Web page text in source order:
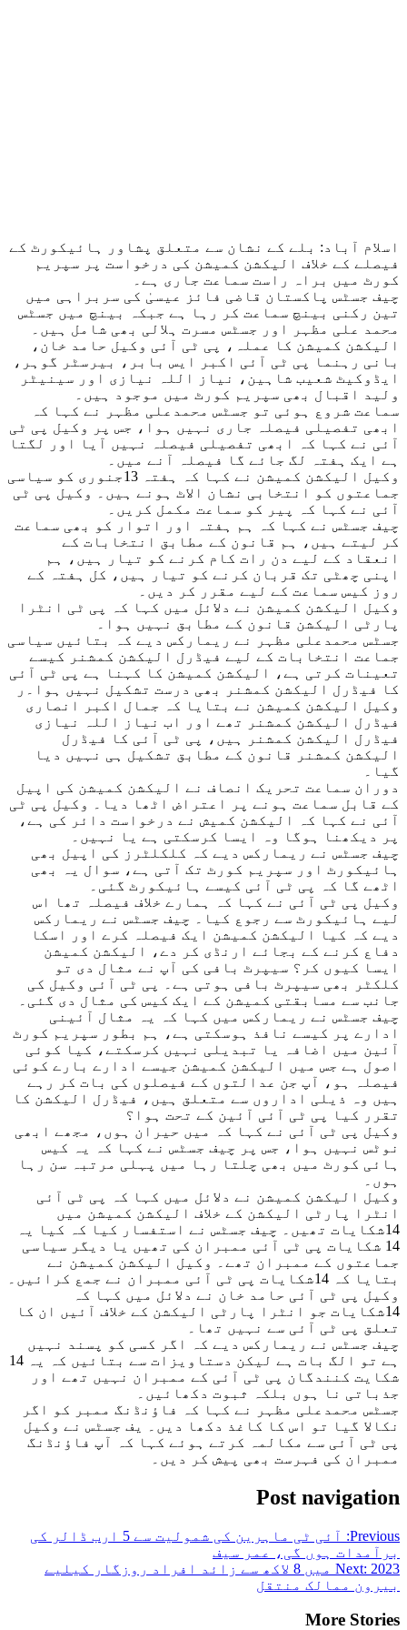
اسلام آباد: بلے کے نشان سے متعلق پشاور ہائیکورٹ کے
فیصلے کے خلاف الیکشن کمیشن کی درخواست پر سپریم
کورٹ میں براہ راست سماعت جاری ہے۔
چیف جسٹس پاکستان قاضی فائز عیسیٰ کی سربراہی میں
تین رکنی بینچ سماعت کر رہا ہے جبکہ بینچ میں جسٹس
محمد علی مظہر اور جسٹس مسرت ہلالی بھی شامل ہیں۔
الیکشن کمیشن کا عملہ، پی ٹی آئی وکیل حامد خان،
بانی رہنما پی ٹی آئی اکبر ایس بابر، بیرسٹر گوہر،
ایڈوکیٹ شعیب شاہین، نیاز اللہ نیازی اور سینیٹر
ولید اقبال بھی سپریم کورٹ میں موجود ہیں۔
سماعت شروع ہوئی تو جسٹس محمدعلی مظہر نے کہا کہ
ابھی تفصیلی فیصلہ جاری نہیں ہوا، جس پر وکیل پی ٹی
آئی نے کہا کہ ابھی تفصیلی فیصلہ نہیں آیا اور لگتا
ہے ایک ہفتہ لگ جائے گا فیصلہ آنے میں۔
وکیل الیکشن کمیشن نے کہا کہ ہفتہ 13جنوری کو سیاسی
جماعتوں کو انتخابی نشان الاٹ ہونے ہیں۔ وکیل پی ٹی
آئی نے کہا کہ پیر کو سماعت مکمل کریں۔
چیف جسٹس نے کہا کہ ہم ہفتہ اور اتوار کو بھی سماعت
کر لیتے ہیں، ہم قانون کے مطابق انتخابات کے
انعقاد کے لیے دن رات کام کرنے کو تیار ہیں، ہم
اپنی چھٹی تک قربان کرنے کو تیار ہیں، کل ہفتہ کے
روز کیس سماعت کے لیے مقرر کر دیں۔
وکیل الیکشن کمیشن نے دلائل میں کہا کہ پی ٹی انٹرا
پارٹی الیکشن قانون کے مطابق نہیں ہوا۔
جسٹس محمدعلی مظہر نے ریمارکس دیے کہ بتائیں سیاسی
جماعت انتخابات کے لیے فیڈرل الیکشن کمشنر کیسے
تعینات کرتی ہے، الیکشن کمیشن کا کہنا ہے پی ٹی آئی
کا فیڈرل الیکشن کمشنر بھی درست تشکیل نہیں ہوا۔ر
وکیل الیکشن کمیشن نے بتایا کہ جمال اکبر انصاری
فیڈرل الیکشن کمشنر تھے اور اب نیاز اللہ نیازی
فیڈرل الیکشن کمشنر ہیں، پی ٹی آئی کا فیڈرل
الیکشن کمشنر قانون کے مطابق تشکیل ہی نہیں دیا
گیا۔
دوران سماعت تحریک انصاف نے الیکشن کمیشن کی اپیل
کے قابل سماعت ہونے پر اعتراض اٹھا دیا۔ وکیل پی ٹی
آئی نے کہا کہ الیکشن کمیش نے درخواست دائر کی ہے،
پر دیکھنا ہوگا وہ ایسا کرسکتی ہے یا نہیں۔
چیف جسٹس نے ریمارکس دیے کہ کلکلٹرز کی اپیل بھی
ہائیکورٹ اور سپریم کورٹ تک آتی ہے، سوال یہ بھی
اٹھے گا کہ پی ٹی آئی کیسے ہائیکورٹ گئی۔
وکیل پی ٹی آئی نے کہا کہ ہمارے خلاف فیصلہ تھا اس
لیے ہائیکورٹ سے رجوع کیا۔ چیف جسٹس نے ریمارکس
دیے کہ کیا الیکشن کمیشن ایک فیصلہ کرے اور اسکا
دفاع کرنے کے بجائے ارنڈی کر دے، الیکشن کمیشن
ایسا کیوں کر؟ سیپرٹ بافی کی آپ نے مثال دی تو
کلکٹر بھی سیپرٹ بافی ہوتی ہے۔ پی ٹی آئی وکیل کی
جانب سے مسابقتی کمیشن کے ایک کیس کی مثال دی گئی۔
چیف جسٹس نے ریمارکس میں کہا کہ یہ مثال آئینی
ادارے پر کیسے نافذ ہوسکتی ہے، ہم بطور سپریم کورٹ
آئین میں اضافہ یا تبدیلی نہیں کرسکتے، کیا کوئی
اصول ہے جس میں الیکشن کمیشن جیسے ادارے بارے کوئی
فیصلہ ہو، آپ جن عدالتوں کے فیصلوں کی بات کر رہے
ہیں وہ ذیلی اداروں سے متعلق ہیں، فیڈرل الیکشن کا
تقرر کیا پی ٹی آئی آئین کے تحت ہوا؟
وکیل پی ٹی آئی نے کہا کہ میں حیران ہوں، مجھے ابھی
نوٹس نہیں ہوا، جس پر چیف جسٹس نے کہا کہ یہ کیس
ہائی کورٹ میں بھی چلتا رہا میں پہلی مرتبہ سن رہا
ہوں۔
وکیل الیکشن کمیشن نے دلائل میں کہا کہ پی ٹی آئی
انٹرا پارٹی الیکشن کے خلاف الیکشن کمیشن میں
14شکایات تھیں۔ چیف جسٹس نے استفسار کیا کہ کیا یہ
14 شکایات پی ٹی آئی ممبران کی تھیں یا دیگر سیاسی
جماعتوں کے ممبران تھے۔ وکیل الیکشن کمیشن نے
بتایا کہ 14شکایات پی ٹی آئی ممبران نے جمع کرائیں۔
وکیل پی ٹی آئی حامد خان نے دلائل میں کہا کہ
14شکایات جو انٹرا پارٹی الیکشن کے خلاف آئیں ان کا
تعلق پی ٹی آئی سے نہیں تھا۔
چیف جسٹس نے ریمارکس دیے کہ اگر کسی کو پسند نہیں
ہے تو الگ بات ہے لیکن دستاویزات سے بتائیں کہ یہ 14
شکایت کنندگان پی ٹی آئی کے ممبران نہیں تھے اور
جذباتی نا ہوں بلکہ ثبوت دکھائیں۔
جسٹس محمدعلی مظہر نے کہا کہ فاؤنڈنگ ممبر کو اگر
نکالا گیا تو اس کا کاغذ دکھا دیں۔ یف جسٹس نے وکیل
پی ٹی آئی سے مکالمہ کرتے ہوئے کہا کہ آپ فاؤنڈنگ
ممبران کی فہرست بھی پیش کر دیں۔
Post navigation
Previous:
آئی ٹی ماہرین کی شمولیت سے 5 ارب ڈالر کی
برآمدات ہوں گی، عمر سیف
Next:
2023 میں 8 لاکھ سے زائد افراد روزگار کیلیے
بیرون ممالک منتقل
More Stories